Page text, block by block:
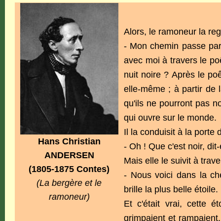
Hans Christian
ANDERSEN
(1805-1875 Contes)
(La bergère et le
ramoneur)
Alors, le ramoneur la
- Mon chemin passe
avec moi à travers le
nuit noire ? Après le
elle-même ; à partir de
qu'ils ne pourront pas
qui ouvre sur le monde.
Il la conduisit à la porte
- Oh ! Que c'est noir,
Mais elle le suivit à
- Nous voici dans la
brille la plus belle étoile.
Et c'était vrai, cette
grimpaient et